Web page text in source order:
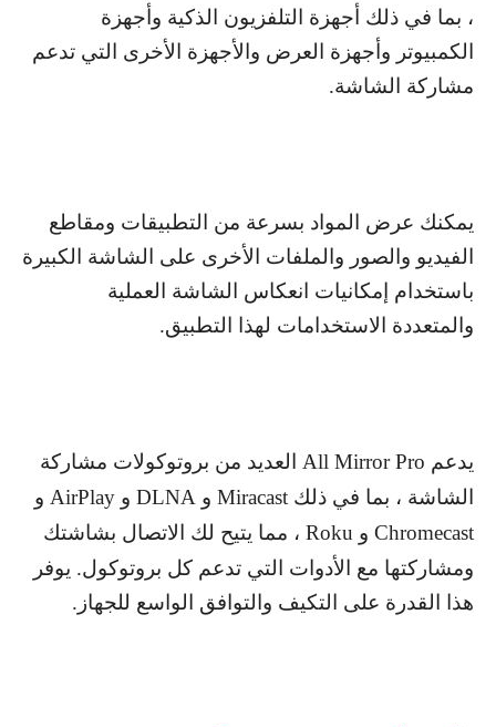
، بما في ذلك أجهزة التلفزيون الذكية وأجهزة
الكمبيوتر وأجهزة العرض والأجهزة الأخرى التي تدعم
مشاركة الشاشة.
يمكنك عرض المواد بسرعة من التطبيقات ومقاطع
الفيديو والصور والملفات الأخرى على الشاشة الكبيرة
باستخدام إمكانيات انعكاس الشاشة العملية
والمتعددة الاستخدامات لهذا التطبيق.
يدعم All Mirror Pro العديد من بروتوكولات مشاركة
الشاشة ، بما في ذلك Miracast و DLNA و AirPlay و
Chromecast و Roku ، مما يتيح لك الاتصال بشاشتك
ومشاركتها مع الأدوات التي تدعم كل بروتوكول. يوفر
هذا القدرة على التكيف والتوافق الواسع للجهاز.